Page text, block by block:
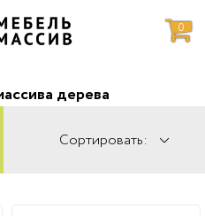
0
дерева
Сортировать: